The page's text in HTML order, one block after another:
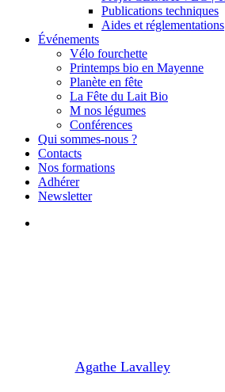
Publications techniques
Aides et réglementations
Événements
Vélo fourchette
Printemps bio en Mayenne
Planète en fête
La Fête du Lait Bio
M nos légumes
Conférences
Qui sommes-nous ?
Contacts
Nos formations
Adhérer
Newsletter
Agathe Lavalley22/01/2026